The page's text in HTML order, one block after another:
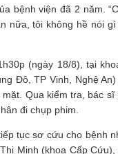
bệnh viện đã 2 năm.
tôi không hề nói
(ngày 18/8), tại
Đô, TP Vinh, Nghệ
Qua kiểm tra, bác
đi chụp phim.
tục sơ cứu cho bệnh
Minh (khoa Cấp